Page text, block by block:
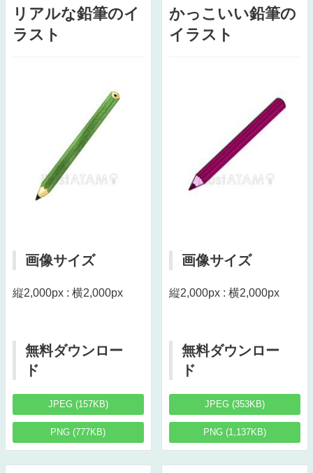
リアルな鉛筆のイ
ラスト
画像サイズ
縦2,000px : 横2,000px
無料ダウンロー
ド
JPEG (157KB)
PNG (777KB)
かっこいい鉛筆の
イラスト
画像サイズ
縦2,000px : 横2,000px
無料ダウンロー
ド
JPEG (353KB)
PNG (1,137KB)